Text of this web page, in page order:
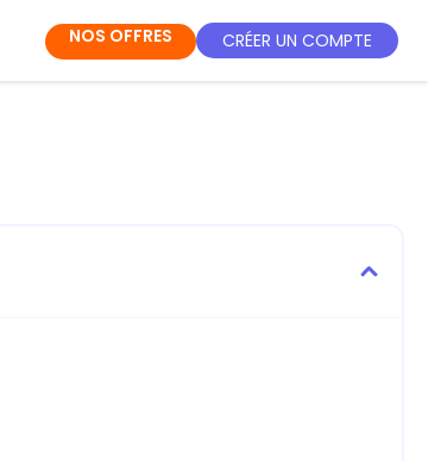
NOS OFFRES CRÉER UN COMPTE